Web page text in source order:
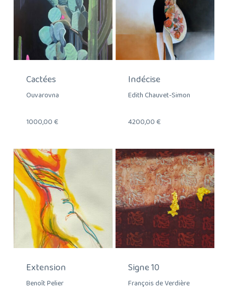
Cactées
Ouvarovna
1000,00€
Indécise
Edith Chauvet-Simon
4200,00€
Extension
Benoît Pelier
Signe 10
François de Verdière